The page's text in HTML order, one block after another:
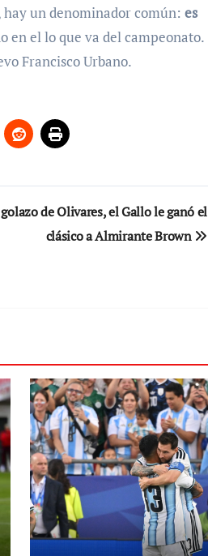
un denominador común: es
en el lo que va del campeonato.
Francisco Urbano.
de Olivares, el Gallo le ganó el
clásico a Almirante Brown